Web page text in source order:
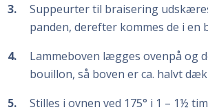
3
Suppeurter til braisering
panden, derefter kommes de i en
4
Lammeboven lægges ovenpå og
bouillon, så boven er ca. halvt
5
Stilles i ovnen ved 175° i 1 – 1½